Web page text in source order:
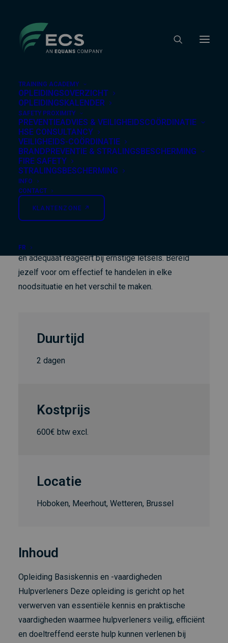
TRAINING ACADEMY
OPLEIDINGSOVERZICHT
OPLEIDINGSKALENDER
SAFETY PROXIMITY
PREVENTIEADVIES & VEILIGHEIDSCOÖRDINATIE
HSE CONSULTANCY
VEILIGHEIDS-COÖRDINATIE
BRANDPREVENTIE & STRALINGSBESCHERMING
FIRE SAFETY
STRALINGSBESCHERMING
INFO
CONTACT
KLANTENZONE ↗︎
FR
Home/Training Academy/
Eerste Hulp/ Hulpverlener – basis
Eerste Hulp
Hulpverlener – basis
Leer in onze praktijkgerichte opleiding hoe je snel en
veilig levensreddende eerste hulp verleent volgens
situatie correct analyseert, vitale functies ondersteunt
en adequaat reageert bij ernstige letsels. Bereid
jezelf voor om effectief te handelen in elke
noodsituatie en het verschil te maken.
Duurtijd
2 dagen
Kostprijs
600€ btw excl.
Locatie
Hoboken, Meerhout, Wetteren, Brussel
Inhoud
Opleiding Basiskennis en -vaardigheden
Hulpverleners Deze opleiding is gericht op het
verwerven van essentiële kennis en praktische
vaardigheden waarmee hulpverleners veilig, efficiënt
en doeltreffend eerste hulp kunnen verlenen bij